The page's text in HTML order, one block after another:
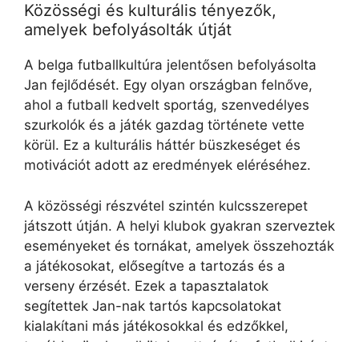
Közösségi és kulturális tényezők,
amelyek befolyásolták útját
A belga futballkultúra jelentősen befolyásolta
Jan fejlődését. Egy olyan országban felnőve,
ahol a futball kedvelt sportág, szenvedélyes
szurkolók és a játék gazdag története vette
körül. Ez a kulturális háttér büszkeséget és
motivációt adott az eredmények eléréséhez.
A közösségi részvétel szintén kulcsszerepet
játszott útján. A helyi klubok gyakran szerveztek
eseményeket és tornákat, amelyek összehozták
a játékosokat, elősegítve a tartozás és a
verseny érzését. Ezek a tapasztalatok
segítettek Jan-nak tartós kapcsolatokat
kialakítani más játékosokkal és edzőkkel,